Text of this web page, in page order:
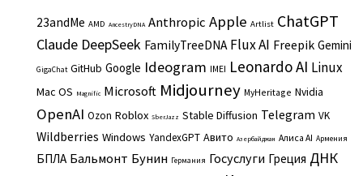
23andMe AMD AncestryDNA Anthropic Apple Artlist ChatGPT
Claude DeepSeek FamilyTreeDNA Flux AI Freepik Gemini
GigaChat GitHub Google Ideogram IMEI Leonardo AI Linux
Mac OS Magnific Microsoft Midjourney MyHeritage Nvidia
OpenAI Ozon Roblox SberJazz Stable Diffusion Telegram VK
Wildberries Windows YandexGPT Авито Азербайджан Алиса AI Армения
БПЛА Бальмонт Бунин Германия Госуслуги Греция ДНК